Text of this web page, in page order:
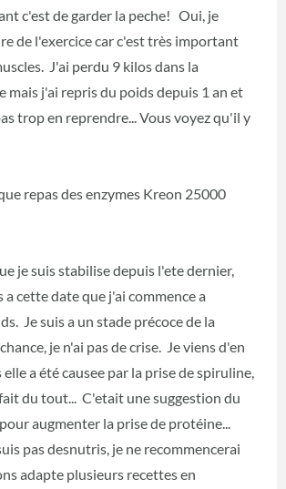
c'est de garder la peche! Oui, je
de l'exercice car c'est très important
J'ai perdu 9 kilos dans la
mais j'ai repris du poids depuis 1 an et
trop en reprendre... Vous voyez qu'il y
repas des enzymes Kreon 25000
je suis stabilise depuis l'ete dernier,
a cette date que j'ai commence a
Je suis a un stade précoce de la
je n'ai pas de crise. Je viens d'en
a été causee par la prise de spiruline,
du tout... C'etait une suggestion du
augmenter la prise de protéine...
pas desnutris, je ne recommencerai
adapte plusieurs recettes en